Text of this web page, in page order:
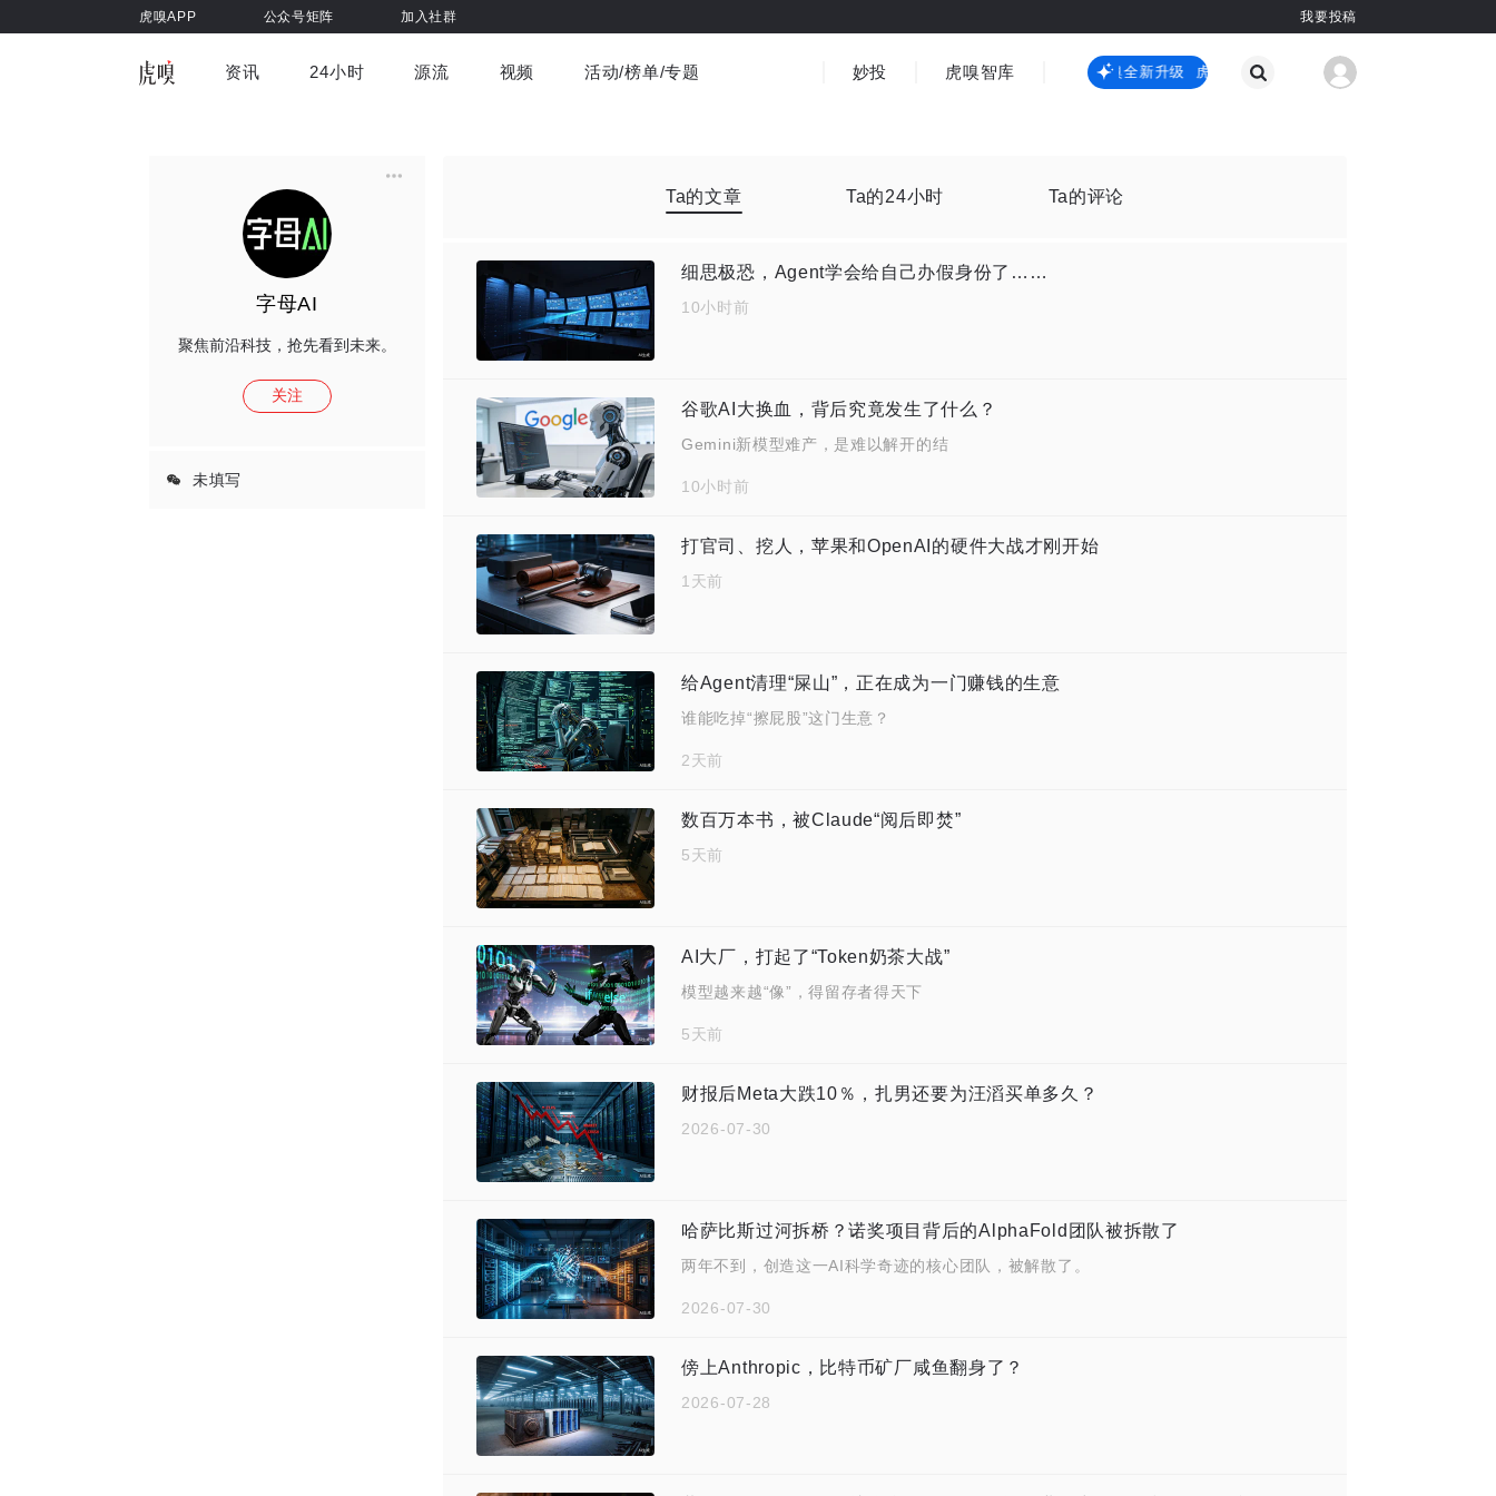
虎嗅APP 公众号矩阵 加入社群 我要投稿
资讯 24小时 源流 视频 活动/榜单/专题 妙投 虎嗅智库 虎嗅嗅全新升级 虎嗅嗅全新升级
字母AI
聚焦前沿科技，抢先看到未来。
关注
未填写
Ta的文章 Ta的24小时 Ta的评论
细思极恐，Agent学会给自己办假身份了……
10小时前
谷歌AI大换血，背后究竟发生了什么？
Gemini新模型难产，是难以解开的结
10小时前
打官司、挖人，苹果和OpenAI的硬件大战才刚开始
1天前
给Agent清理“屎山”，正在成为一门赚钱的生意
谁能吃掉“擦屁股”这门生意？
2天前
数百万本书，被Claude“阅后即焚”
5天前
AI大厂，打起了“Token奶茶大战”
模型越来越“像”，得留存者得天下
5天前
财报后Meta大跌10％，扎男还要为汪滔买单多久？
2026-07-30
哈萨比斯过河拆桥？诺奖项目背后的AlphaFold团队被拆散了
两年不到，创造这一AI科学奇迹的核心团队，被解散了。
2026-07-30
傍上Anthropic，比特币矿厂咸鱼翻身了？
2026-07-28